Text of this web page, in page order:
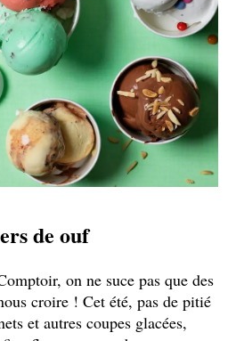
de ouf
on ne suce pas que des
croire ! Cet été, pas de pitié
et autres coupes glacées,